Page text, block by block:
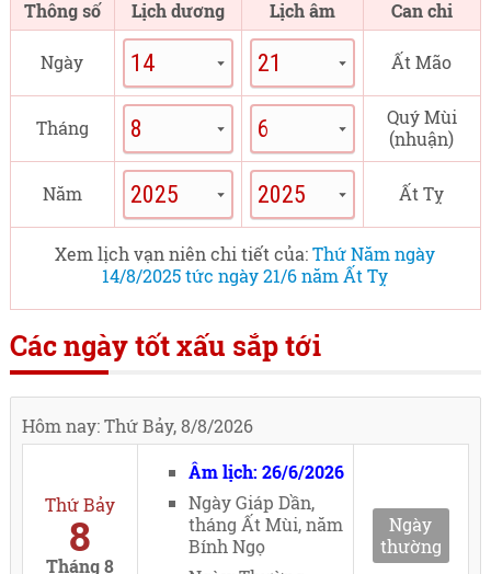
Thông số Lịch dương Lịch âm Can chi
Ngày Ất Mão
Tháng
Quý Mùi
(nhuận)
Năm Ất Tỵ
Xem lịch vạn niên chi tiết của:Thứ Năm ngày
14/8/2025 tức ngày 21/6 năm Ất Tỵ
Các ngày tốt xấu sắp tới
Hôm nay: Thứ Bảy, 8/8/2026
Thứ Bảy
8
Tháng 8
Âm lịch: 26/6/2026
Ngày Giáp Dần,
tháng Ất Mùi, năm
Bính Ngọ
Ngày
thường